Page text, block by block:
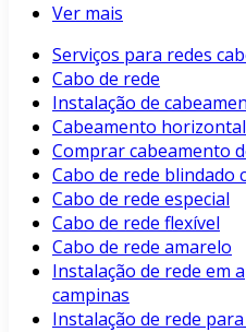
Ver mais
Serviços para redes
Cabo de rede
Instalação de
Cabeamento
Comprar cabeamento
Cabo de rede blindado
Cabo de rede especial
Cabo de rede flexível
Cabo de rede amarelo
Instalação de rede em
campinas
Instalação de rede